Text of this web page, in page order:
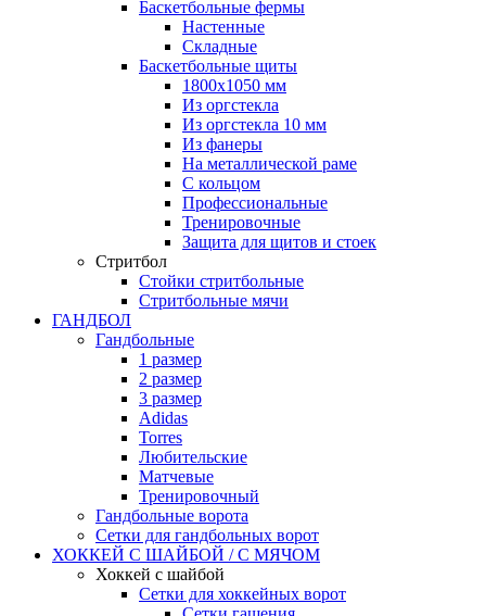
Баскетбольные фермы
Настенные
Складные
Баскетбольные щиты
1800х1050 мм
Из оргстекла
Из оргстекла 10 мм
Из фанеры
На металлической раме
С кольцом
Профессиональные
Тренировочные
Защита для щитов и стоек
Стритбол
Стойки стритбольные
Стритбольные мячи
ГАНДБОЛ
Гандбольные
1 размер
2 размер
3 размер
Adidas
Torres
Любительские
Матчевые
Тренировочный
Гандбольные ворота
Сетки для гандбольных ворот
ХОККЕЙ С ШАЙБОЙ / С МЯЧОМ
Хоккей с шайбой
Сетки для хоккейных ворот